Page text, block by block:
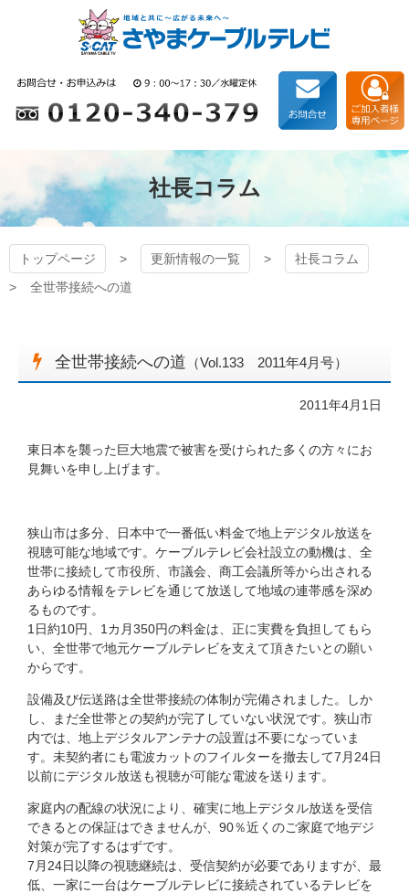
プ
狭山ケーブルテレビ
社長コラム
トップページ 更新情報の一覧
社長コラム
全世帯接続への道
全世帯接続への道 （Vol.133 2011年4月号）
2011年4月1日
東日本を襲った巨大地震で被害を受けられた多くの方々にお
見舞いを申し上げます。
狭山市は多分、日本中で一番低い料金で地上デジタル放送を
視聴可能な地域です。ケーブルテレビ会社設立の動機は、全
世帯に接続して市役所、市議会、商工会議所等から出される
あらゆる情報をテレビを通じて放送して地域の連帯感を深め
るものです。
1日約10円、1カ月350円の料金は、正に実費を負担してもら
い、全世帯で地元ケーブルテレビを支えて頂きたいとの願い
からです。
設備及び伝送路は全世帯接続の体制が完備されました。しか
し、まだ全世帯との契約が完了していない状況です。狭山市
内では、地上デジタルアンテナの設置は不要になっていま
す。未契約者にも電波カットのフイルターを撤去して7月24日
以前にデジタル放送も視聴が可能な電波を送ります。
家庭内の配線の状況により、確実に地上デジタル放送を受信
できるとの保証はできませんが、90％近くのご家庭で地デジ
対策が完了するはずです。
7月24日以降の視聴継続は、受信契約が必要でありますが、最
低、一家に一台はケーブルテレビに接続されているテレビを